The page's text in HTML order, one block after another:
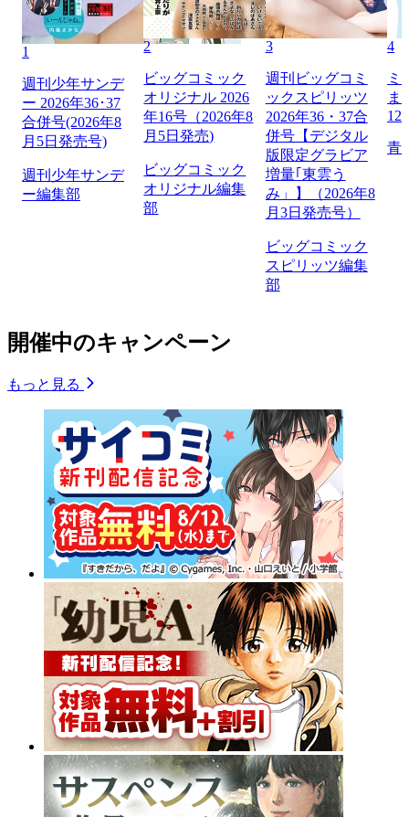
1
週刊少年サンデ
ー 2026年36･37
合併号(2026年8
月5日発売号)
週刊少年サンデ
ー編集部
2
ビッグコミック
オリジナル 2026
年16号（2026年8
月5日発売)
ビッグコミック
オリジナル編集
部
3
週刊ビッグコミ
ックスピリッツ
2026年36・37合
併号【デジタル
版限定グラビア
増量｢東雲う
み」】（2026年8
月3日発売号）
ビッグコミック
スピリッツ編集
部
4
ミ
ま
129
青
開催中のキャンペーン
もっと見る